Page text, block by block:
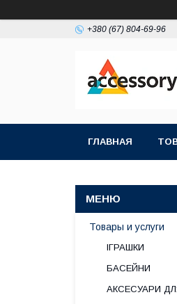
+380 (67) 804-69-96
ГЛАВНАЯ
Товары и услуги
ІГРАШКИ
БАСЕЙНИ
АКСЕСУАРИ